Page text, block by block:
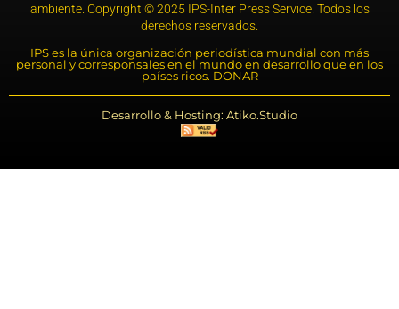
ambiente. Copyright © 2025 IPS-Inter Press Service. Todos los
derechos reservados.
IPS es la única organización periodística mundial con más
personal y corresponsales en el mundo en desarrollo que en los
países ricos. DONAR
Desarrollo & Hosting: Atiko.Studio